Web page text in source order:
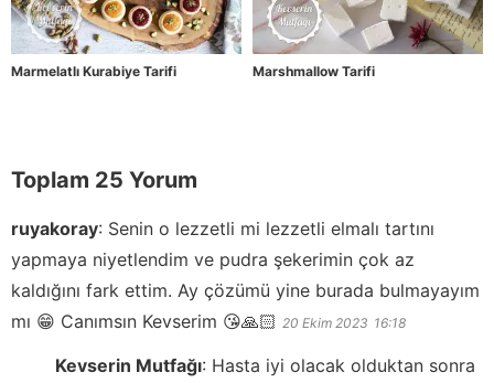
Marmelatlı Kurabiye Tarifi Marshmallow Tarifi
Toplam 25 Yorum
ruyakoray: Senin o lezzetli mi lezzetli elmalı tartını
yapmaya niyetlendim ve pudra şekerimin çok az
kaldığını fark ettim. Ay çözümü yine burada bulmayayım
mı 😁 Canımsın Kevserim 😘🙏🏻 20 Ekim 2023 16:18
Kevserin Mutfağı: Hasta iyi olacak olduktan sonra